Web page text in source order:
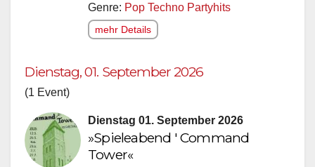
Genre: Pop Techno Partyhits
mehr Details
Dienstag, 01. September 2026
(1 Event)
Dienstag 01. September 2026
»Spieleabend ' Command
Tower«